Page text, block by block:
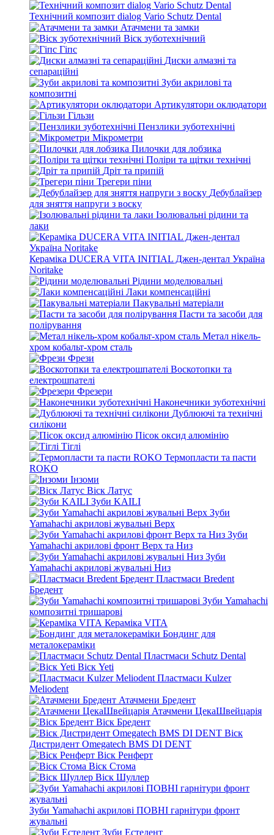
Технічний композит dialog Vario Schutz Dental
Атачмени та замки
Віск зуботехнічний
Гіпс
Диски алмазні та
сепараційні
Зуби акрилові та
композитні
Артикулятори оклюдатори
Гільзи
Пензлики зуботехнічні
Мікрометри
Пилочки для лобзика
Поліри та щітки технічні
Дріт та припій
Трегери піни
Дебублайзер
для зняття напруги з воску
Ізолювальні рідини та
лаки
Кераміка DUCERA VITA INITIAL Джен-дентал Україна
Noritake
Рідини моделювальні
Лаки компенсаційні
Пакувальні матеріали
Пасти та засоби для
полірування
Метал нікель-
хром кобальт-хром сталь
Фрези
Воскотопки та
електрошпателі
Фрезери
Наконечники зуботехнічні
Дублюючі та технічні
силікони
Пісок оксид алюмінію
Тіглі
Термопласти та пасти
ROKO
Інзоми
Віск Латус
Зуби KAILI
Зуби
Yamahachi акрилові жувальні Верх
Зуби
Yamahachi акрилові фронт Верх та Низ
Зуби
Yamahachi акрилові жувальні Низ
Пластмаси Bredent
Бредент
Зуби Yamahachi
композитні тришарові
Кераміка VITA
Бондинг для
металокераміки
Пластмаси Schutz Dental
Віск Yeti
Пластмаси Kulzer
Meliodent
Атачмени Бредент
Атачмени ЦекаШвейцарія
Віск Бредент
Віск
Дистридент Omegatech BMS DI DENT
Віск Ренферт
Віск Стома
Віск Шуллер
Зуби Yamahachi акрилові ПОВНІ гарнітури фронт
жувальні
Зуби Естедент